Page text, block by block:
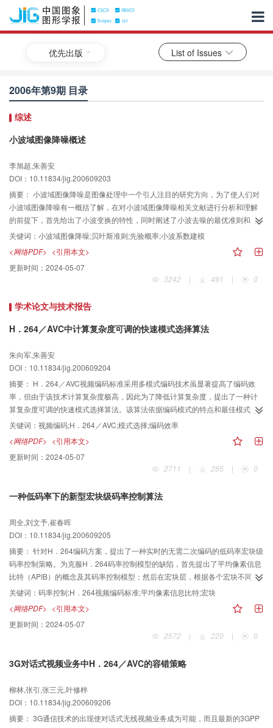
优先出版 List of Issues
2006年第9期 目录
综述
小波域图像降噪概述
李旭超,朱善安
DOI：10.11834/jig.200609203
摘要： 小波域图像降噪是图像处理中一个引人注目的研究方向，为了使人们对
小波域图像降噪有一概括了解，在对小波域图像降噪相关文献进行分析和理解
的前提下，首先给出了小波变换的特性，同时阐述了小波去噪的最优准则和对
图像进行小波变换时小波基的选取原则，然后评述了用于图像降噪的方法，并
分析了利用小波系数建模的常用方法，最后探讨了小波域图像降噪的发展方
向。
关键词： 小波域图像降噪;贝叶斯准则;先验概率;小波系数建模
<网络PDF> <引用本文>
更新时间： 2024-05-07
3242
| 491 | 0
学术论文与技术报告
H．264／AVC中计算复杂度可调的快速模式选择算法
朱向军,朱善安
DOI：10.11834/jig.200609204
摘要： H．264／AVC视频编码标准采用多模式编码技术虽显著提高了编码效
率，但由于该技术计算复杂度极高，因此为了降低计算复杂度，提出了一种计
算复杂度可调的快速模式选择算法。该算法依据编码模式的特点和最佳模式分
布规律，利用运动活性及已测试模式所得残差的量化系数来预测尚未测试模式
的编码性能，并略过不必要测试的模式，通过选择恰当的阈值即可实现计算复
杂度的调整。实验表明，与全模式选择算法相比，采用该算法编码速度可以提
高2～4倍，而且重建质量和编码效率损失极小。
关键词： 视频编码;H．264／AVC;模式选择;编码效率
<网络PDF> <引用本文>
更新时间： 2024-05-07
2711
| 285 | 0
一种低码率下的新型宏块级码率控制算法
周全,刘文予,崔春晖
DOI：10.11834/jig.200609205
摘要： 针对H．264编码方案，提出了一种实时的无需二次编码的低码率宏块级
码率控制策略。为克服H．264码率控制模型的缺陷，首先提出了平均像素信息
比特（APIB）的概念及其码率控制模型；然后在宏块层，根据各个宏块不同的
编码复杂度进行准确的码字分配；接着通过APIB的变化来自适应地更新码率控
制模型的系数；最后提出了完整的基于宏块的码率控制算法，并将其在JVT的
JM85平台上实现。试验结果表明，与H．264中的码率控制算法JVT-G012相
比，该算法不仅在控制精度上平均提高了0．171kbps，而且峰值信噪比平均提
高了0．227dB，同时还较好地控制了输出码率和峰值信噪比的波动。
关键词： 码率控制;H．264视频编码标准;平均像素信息比特;宏块
<网络PDF> <引用本文>
更新时间： 2024-05-07
2572
| 220 | 0
3G对话式视频业务中H．264／AVC的容错策略
柳林,张引,张三元,叶修梓
DOI：10.11834/jig.200609206
摘要： 3G通信技术的出现使对话式无线视频业务成为可能，而且最新的3GPP